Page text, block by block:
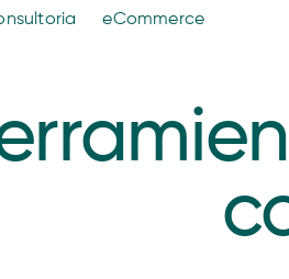
eCommerce